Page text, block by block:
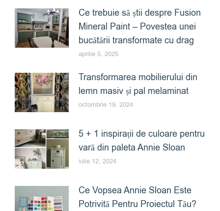
Ce trebuie să știi despre Fusion
Mineral Paint – Povestea unei
bucătării transformate cu drag
aprilie 5, 2025
Transformarea mobilierului din
lemn masiv și pal melaminat
octombrie 19, 2024
5 + 1 inspirații de culoare pentru
vară din paleta Annie Sloan
iulie 12, 2024
Ce Vopsea Annie Sloan Este
Potrivită Pentru Proiectul Tău?